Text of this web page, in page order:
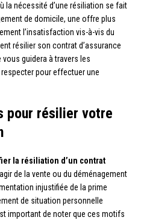
la nécessité d’une résiliation se fait
de domicile, une offre plus
l’insatisfaction vis-à-vis du
résilier son contrat d’assurance
guidera à travers les
pour effectuer une
pour résilier votre
la résiliation d’un contrat
de la vente ou du déménagement
injustifiée de la prime
de situation personnelle
important de noter que ces motifs